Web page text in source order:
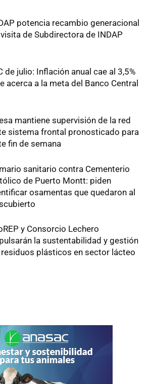
potencia recambio generacional
de Subdirectora de INDAP
de julio: Inflación anual cae al 3,5%
acerca a la meta del Banco Central
mantiene supervisión de la red
sistema frontal pronosticado para
fin de semana
sanitario contra Cementerio
de Puerto Montt: piden
osamentas que quedaron al
y Consorcio Lechero
la sustentabilidad y gestión
plásticos en sector lácteo